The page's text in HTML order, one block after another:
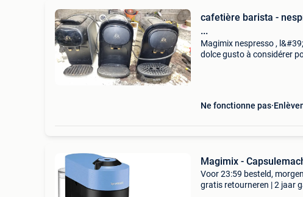
cafetière barista -
...
Magimix nespresso ,
dolce gusto à considérer
Ne fonctionne pas
Magimix -
Voor 23:59 besteld,
gratis retourneren | 2 jaar